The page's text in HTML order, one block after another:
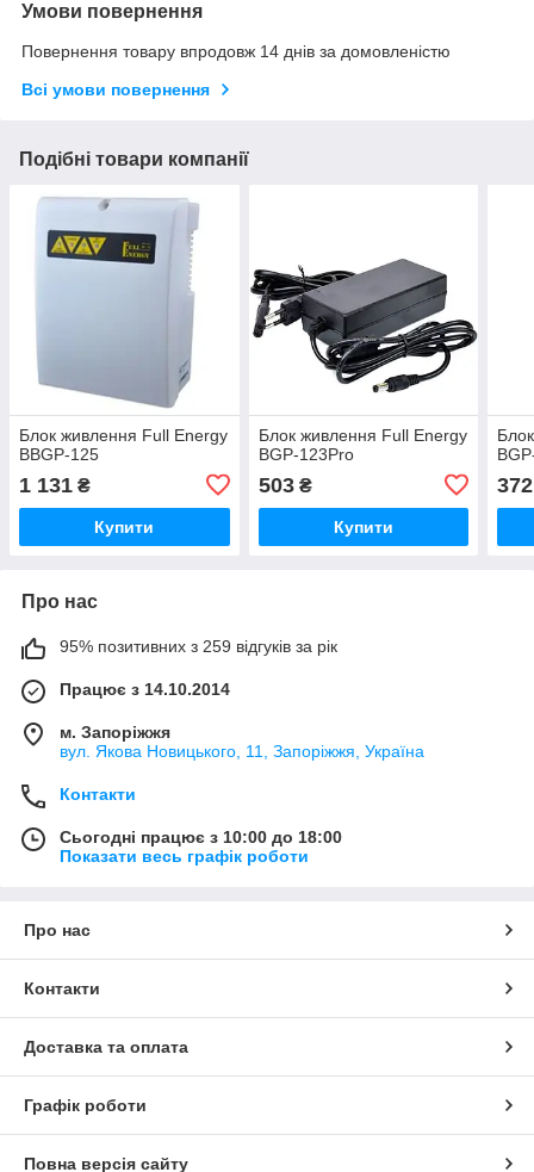
Умови повернення
Повернення товару впродовж 14 днів за домовленістю
Всі умови повернення
Подібні товари компанії
Блок живлення Full Energy
BBGP-125
1 131 ₴
Купити
Блок живлення Full Energy
BGP-123Pro
503₴
Купити
372
Про нас
95% позитивних з 259 відгуків за рік
Працює з 14.10.2014
м. Запоріжжя
вул. Якова Новицького, 11, Запоріжжя, Україна
Контакти
Сьогодні працює з 10:00 до 18:00
Показати весь графік роботи
Про нас
Контакти
Доставка та оплата
Графік роботи
Повна версія сайту